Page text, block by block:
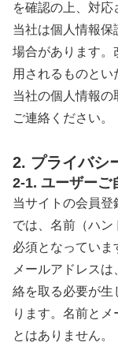
を確認の上、対応
当社は個人情報保
場合があります。
用されるものとい
当社の個人情報の
ご連絡ください。
2. プライバシ
2-1. ユーザーご
当サイトの会員登
では、名前（ハ
必須となっていま
メールアドレス
絡を取る必要が生
ります。名前と
とはありません。